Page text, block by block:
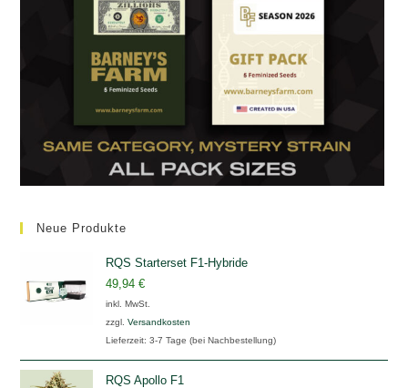
Neue Produkte
RQS Starterset F1-Hybride
49,94€
inkl. MwSt.
zzgl.Versandkosten
Lieferzeit:3-7 Tage (bei Nachbestellung)
RQS Apollo F1